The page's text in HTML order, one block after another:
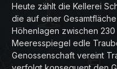
Heute zählt die Kellerei
die auf einer
Höhenlagen zwischen
Meeresspiegel edle
Genossenschaft vereint